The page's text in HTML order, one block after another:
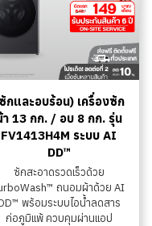
กและอบร้อน) เครื่องซัก
า 13 กก. / อบ 8 กก. รุ่น
FV1413H4M ระบบ AI
DD™
ซักสะอาดรวดเร็วด้วย
ถนอมผ้าด้วย AI
พร้อมระบบไอน้ำลดสาร
ก่อภูมิแพ้ ควบคุมผ่านแอป